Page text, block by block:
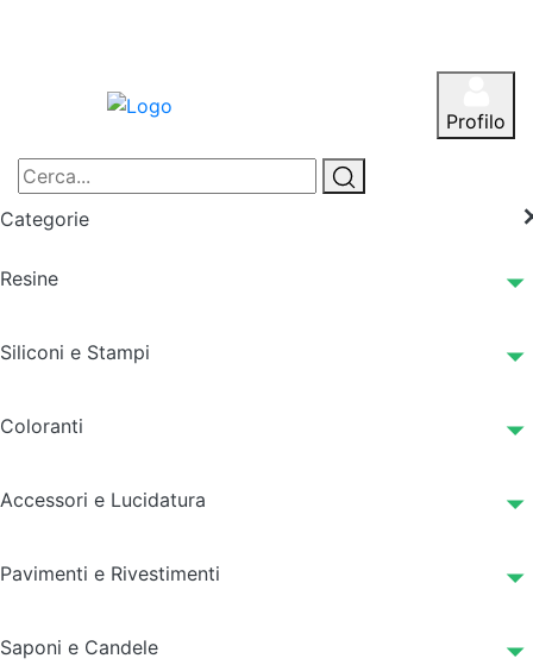
Profilo
Categorie
Resine
Siliconi e Stampi
Coloranti
Accessori e Lucidatura
Pavimenti e Rivestimenti
Saponi e Candele